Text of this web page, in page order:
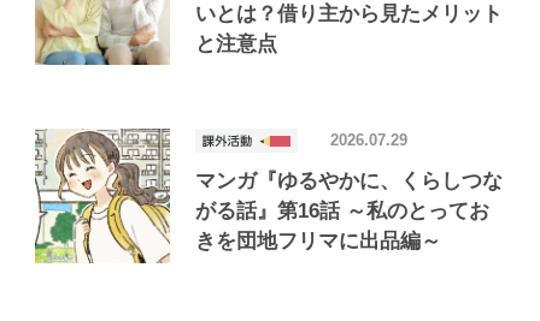
いとは？借り主から見たメリット
と注意点
マンガ『ゆるやかに、くらしつな
がる話』第16話 ～私のとってお
きを団地フリマに出品編～
2026.07.29